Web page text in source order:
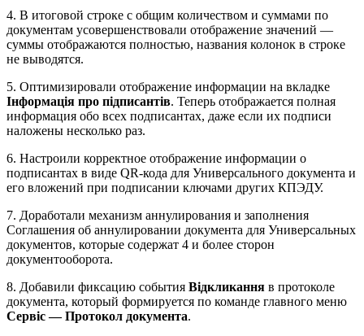
4. В итоговой строке с общим количеством и суммами по
документам усовершенствовали отображение значений —
суммы отображаются полностью, названия колонок в строке
не выводятся.
5. Оптимизировали отображение информации на вкладке
Інформація про підписантів. Теперь отображается полная
информация обо всех подписантах, даже если их подписи
наложены несколько раз.
6. Настроили корректное отображение информации о
подписантах в виде QR-кода для Универсального документа и
его вложений при подписании ключами других КПЭДУ.
7. Доработали механизм аннулирования и заполнения
Соглашения об аннулировании документа для Универсальных
документов, которые содержат 4 и более сторон
документооборота.
8. Добавили фиксацию события Відкликання в протоколе
документа, который формируется по команде главного меню
Сервіс — Протокол документа.